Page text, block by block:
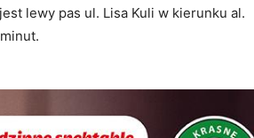
lewy pas ul. Lisa Kuli w kierunku al.